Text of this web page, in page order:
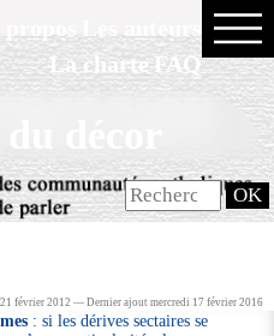
La charte FAQ
décor
février 2012 — Dernier ajout mercredi 17 février 2016
: si les dérives sectaires se